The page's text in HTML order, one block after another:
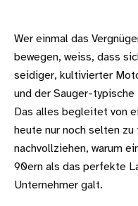
Wer einmal das
bewegen, weiss, dass
seidiger, kultivierter
und der Sauger-typische
Das alles begleitet von
heute nur noch selten
nachvollziehen, warum
90ern als das perfekte
Unternehmer galt.